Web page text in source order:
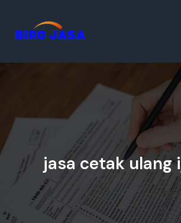
konten
jasa cetak ulang